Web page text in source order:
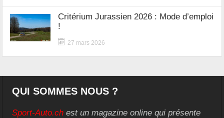
Critérium Jurassien 2026 : Mode d’emploi
!
27 mars 2026
QUI SOMMES NOUS ?
Sport-Auto.ch est un magazine online qui présente